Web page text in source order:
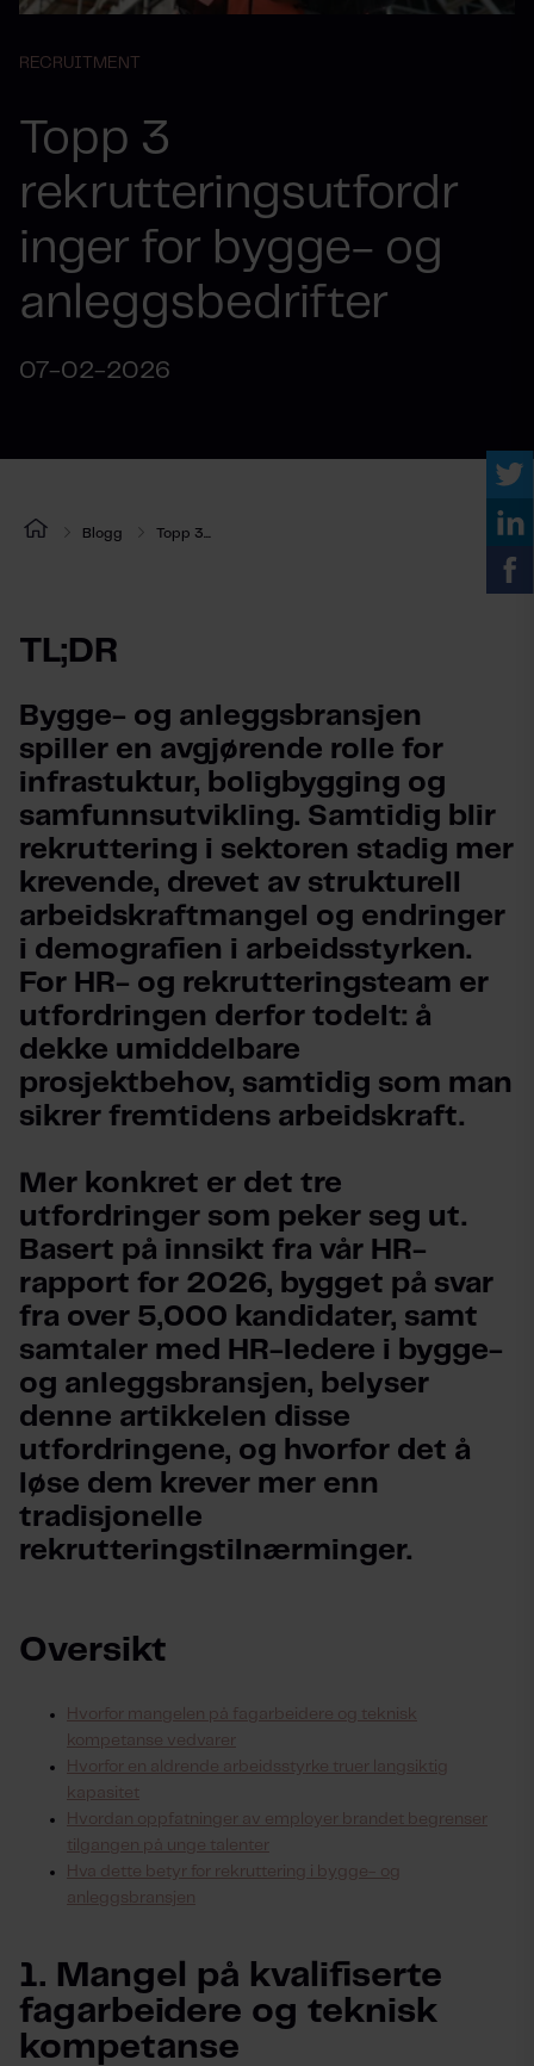
RECRUITMENT
Topp 3
rekrutteringsutfordr
inger for bygge- og
anleggsbedrifter
07-02-2026
Blogg Topp 3...
TL;DR
Bygge- og anleggsbransjen
spiller en avgjørende rolle for
infrastuktur, boligbygging og
samfunnsutvikling. Samtidig blir
rekruttering i sektoren stadig mer
krevende, drevet av strukturell
arbeidskraftmangel og endringer
i demografien i arbeidsstyrken.
For HR- og rekrutteringsteam er
utfordringen derfor todelt: å
dekke umiddelbare
prosjektbehov, samtidig som man
sikrer fremtidens arbeidskraft.
Mer konkret er det tre
utfordringer som peker seg ut.
Basert på innsikt fra vår HR-
rapport for 2026, bygget på svar
fra over 5,000 kandidater, samt
samtaler med HR-ledere i bygge-
og anleggsbransjen, belyser
denne artikkelen disse
utfordringene, og hvorfor det å
løse dem krever mer enn
tradisjonelle
rekrutteringstilnærminger.
Oversikt
Hvorfor mangelen på fagarbeidere og teknisk
kompetanse vedvarer
Hvorfor en aldrende arbeidsstyrke truer langsiktig
kapasitet
Hvordan oppfatninger av employer brandet begrenser
tilgangen på unge talenter
Hva dette betyr for rekruttering i bygge- og
anleggsbransjen
1. Mangel på kvalifiserte
fagarbeidere og teknisk
kompetanse